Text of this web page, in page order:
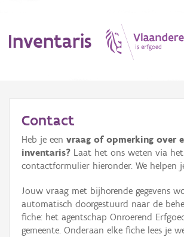
Inventaris
Erfgoedobject
Aanduidingsobject
Waarneming
Thema
Contact
Heb je een vraag of opmerking over
inventaris? Laat het ons weten via het
contactformulier hieronder. We helpen
Jouw vraag met bijhorende gegevens
automatisch doorgestuurd naar de
fiche: het agentschap Onroerend
gemeente. Onderaan elke fiche lees je